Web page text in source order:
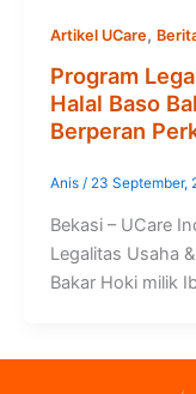
Artikel UCare,
Program
Halal Baso
Berperan
Anis / 23 September,
Bekasi – UCare
Legalitas Usaha
Bakar Hoki milik